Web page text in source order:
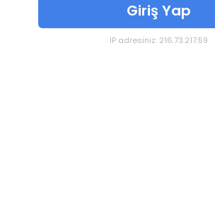
Giriş Yap
IP adresiniz: 216.73.217.59